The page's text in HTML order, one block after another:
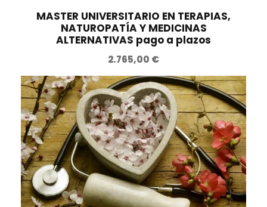
MASTER UNIVERSITARIO EN TERAPIAS,
NATUROPATÍA Y MEDICINAS
ALTERNATIVAS pago a plazos
2.765,00 €